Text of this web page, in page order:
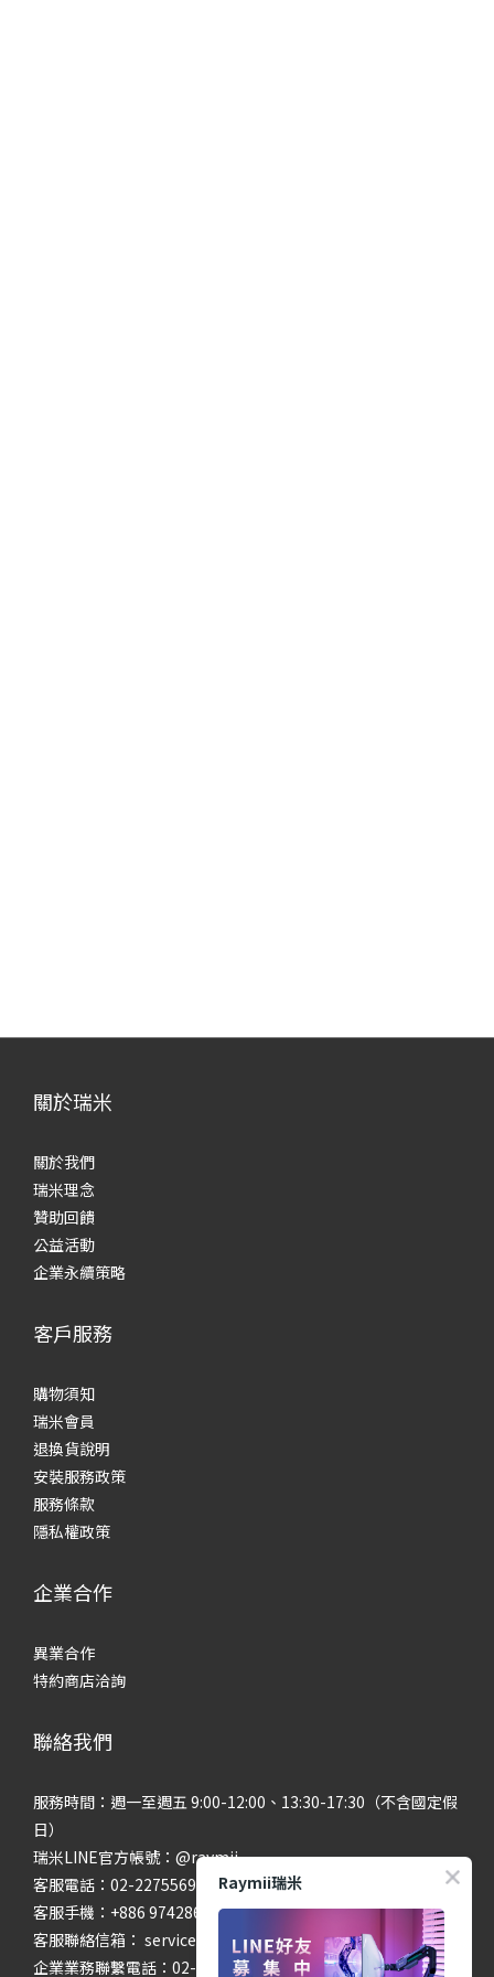
關於瑞米
關於我們
瑞米理念
贊助回饋
公益活動
企業永續策略
客戶服務
購物須知
瑞米會員
退換貨說明
安裝服務政策
服務條款
隱私權政策
企業合作
異業合作
特約商店洽詢
聯絡我們
服務時間：週一至週五 9:00-12:00、13:30-17:30（不含國定假
日）
瑞米LINE官方帳號：@raymii
客服電話：02-22755699 #201 #202
客服手機：+886 974286654
客服聯絡信箱： service@raymii.com
企業業務聯繫電話：02-22755699 #302
Raymii瑞米